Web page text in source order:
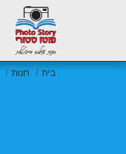
בית חנות